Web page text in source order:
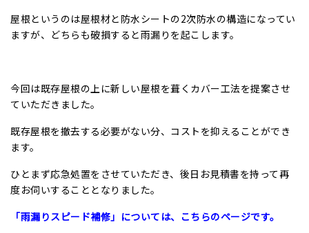
屋根というのは屋根材と防水シートの2次防水の構造になってい
ますが、どちらも破損すると雨漏りを起こします。
今回は既存屋根の上に新しい屋根を葺くカバー工法を提案させ
ていただきました。
既存屋根を撤去する必要がない分、コストを抑えることができ
ます。
ひとまず応急処置をさせていただき、後日お見積書を持って再
度お伺いすることとなりました。
「雨漏りスピード補修」については、こちらのページです。